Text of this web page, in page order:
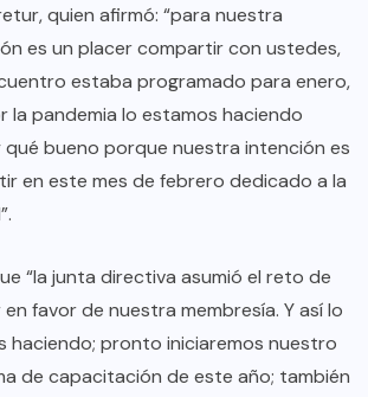
quien afirmó: “para nuestra
es un placer compartir con ustedes,
estaba programado para enero,
la pandemia lo estamos haciendo
qué bueno porque nuestra intención es
en este mes de febrero dedicado a la
“la junta directiva asumió el reto de
favor de nuestra membresía. Y así lo
haciendo; pronto iniciaremos nuestro
de capacitación de este año; también